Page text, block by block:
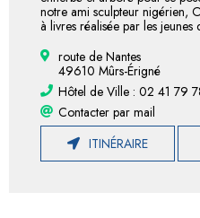
notre ami sculpteur nigérien,
à livres réalisée par les jeunes
route de Nantes
49610 Mûrs-Érigné
Hôtel de Ville : 02 41 79
Contacter par mail
ITINÉRAIRE